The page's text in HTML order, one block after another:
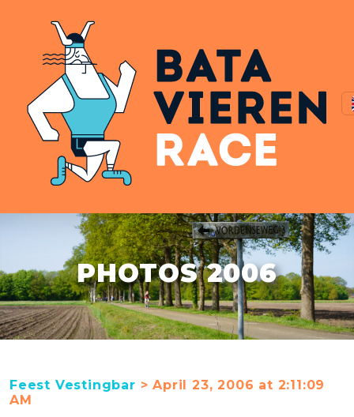
PHOTOS 2006
Feest Vestingbar > April 23, 2006 at 2:11:09
AM